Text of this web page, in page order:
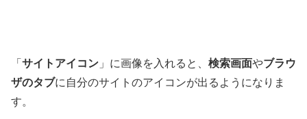
「 サイトアイコン 」に画像を入れると、 検索画面やブラウ
ザのタブに自分のサイトのアイコンが出るようになりま
す。